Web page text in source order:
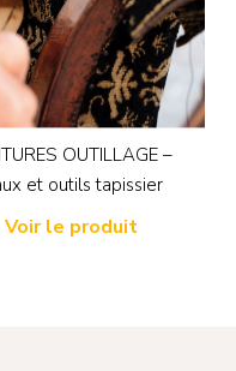
OUTILLAGE –
et outils tapissier
Voir le produit